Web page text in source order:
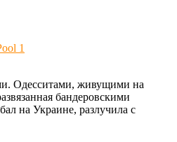
1
Одесситами, живущими на
бандеровскими
на Украине, разлучила с